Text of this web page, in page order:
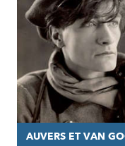
AUVERS ET VAN